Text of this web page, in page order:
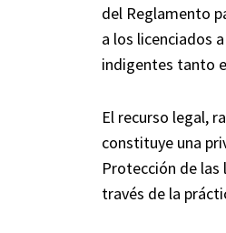
del Reglamento
a los licenciados
indigentes tanto
El recurso legal,
constituye una
Protección de las
través de la